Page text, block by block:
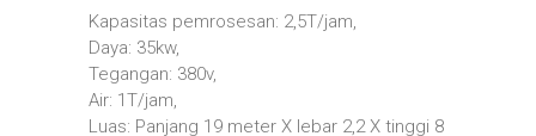
Kapasitas pemrosesan: 2,5T/jam,
Daya: 35kw,
Tegangan: 380v,
Air: 1T/jam,
Luas: Panjang 19 meter X lebar 2,2 X tinggi 8